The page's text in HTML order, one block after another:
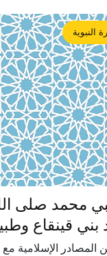
النبوية
محمد صلى
قينقاع
المصادر الإسلامية